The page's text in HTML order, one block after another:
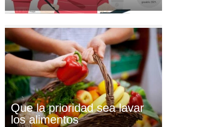
Que la prioridad sea lavar
los alimentos